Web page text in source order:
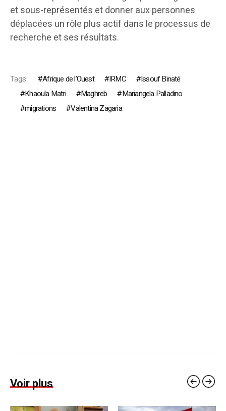
et sous-représentés et donner aux personnes
déplacées un rôle plus actif dans le processus de
recherche et ses résultats.
Tags: Afrique de l’Ouest IRMC
Issouf Binaté
Khaoula Matri
Maghreb
Mariangela Palladino
migrations
Valentina Zagaria
Voir plus